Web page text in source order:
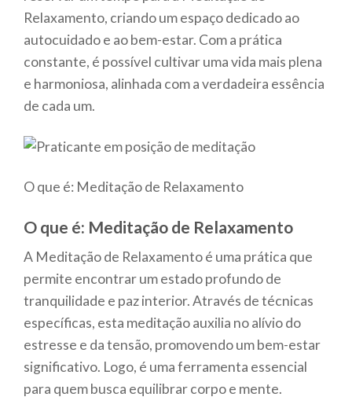
Relaxamento, criando um espaço dedicado ao
autocuidado e ao bem-estar. Com a prática
constante, é possível cultivar uma vida mais plena
e harmoniosa, alinhada com a verdadeira essência
de cada um.
O que é: Meditação de Relaxamento
O que é: Meditação de Relaxamento
A Meditação de Relaxamento é uma prática que
permite encontrar um estado profundo de
tranquilidade e paz interior. Através de técnicas
específicas, esta meditação auxilia no alívio do
estresse e da tensão, promovendo um bem-estar
significativo. Logo, é uma ferramenta essencial
para quem busca equilibrar corpo e mente.